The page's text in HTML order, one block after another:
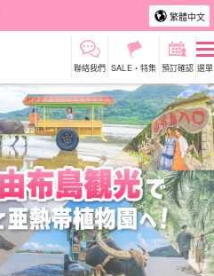
繁體中文
聯絡我們 SALE・特集 預訂確認 選單